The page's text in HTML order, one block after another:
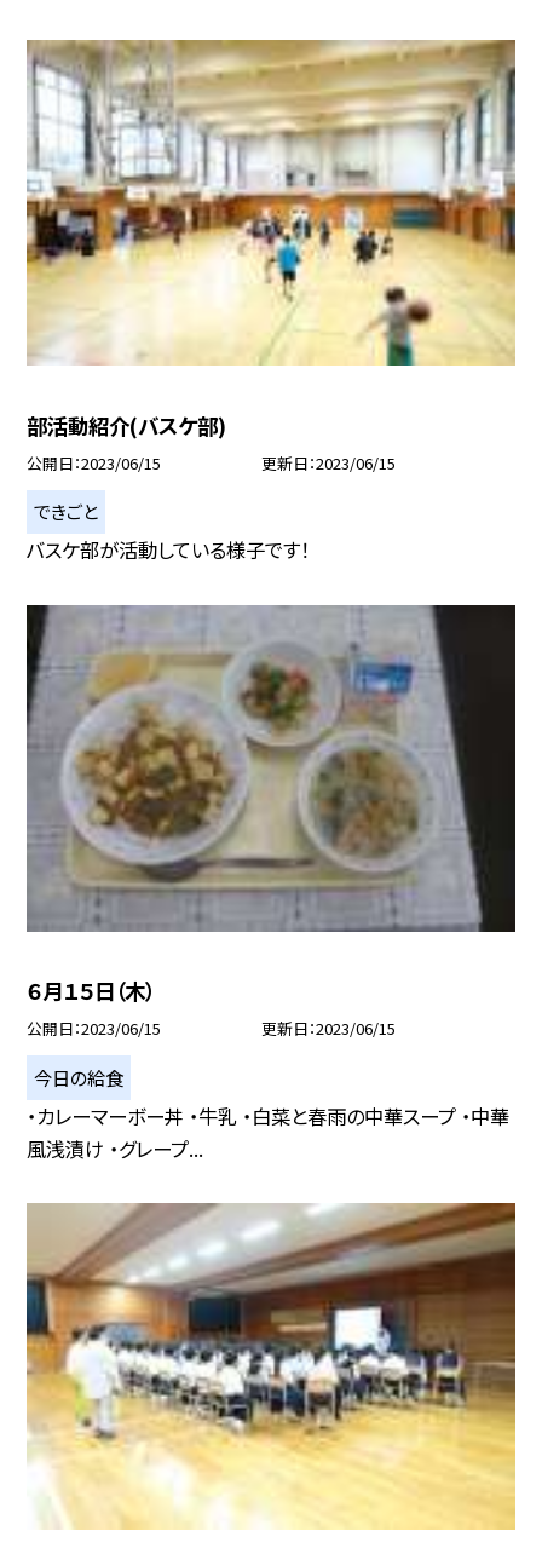
部活動紹介(バスケ部)
公開日 2023/06/15 更新日 2023/06/15
できごと
バスケ部が活動している様子です！
６月１５日（木）
公開日 2023/06/15 更新日 2023/06/15
今日の給食
・カレーマーボー丼 ・牛乳 ・白菜と春雨の中華スープ ・中華
風浅漬け ・グレープ...